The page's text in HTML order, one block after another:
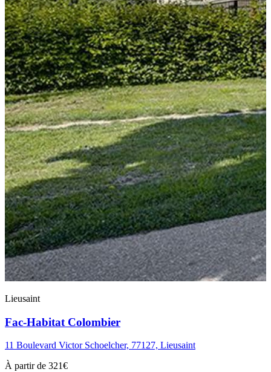
Lieusaint
Fac-Habitat Colombier
11 Boulevard Victor Schoelcher, 77127, Lieusaint
À partir de 321€